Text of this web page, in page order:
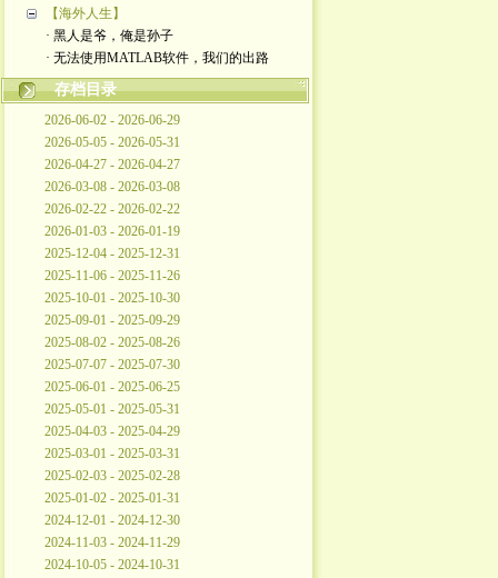
【海外人生】
· 黑人是爷，俺是孙子
· 无法使用MATLAB软件，我们的出路
存档目录
2026-06-02 - 2026-06-29
2026-05-05 - 2026-05-31
2026-04-27 - 2026-04-27
2026-03-08 - 2026-03-08
2026-02-22 - 2026-02-22
2026-01-03 - 2026-01-19
2025-12-04 - 2025-12-31
2025-11-06 - 2025-11-26
2025-10-01 - 2025-10-30
2025-09-01 - 2025-09-29
2025-08-02 - 2025-08-26
2025-07-07 - 2025-07-30
2025-06-01 - 2025-06-25
2025-05-01 - 2025-05-31
2025-04-03 - 2025-04-29
2025-03-01 - 2025-03-31
2025-02-03 - 2025-02-28
2025-01-02 - 2025-01-31
2024-12-01 - 2024-12-30
2024-11-03 - 2024-11-29
2024-10-05 - 2024-10-31